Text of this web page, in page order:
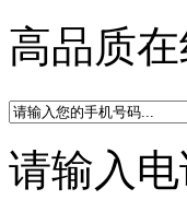
高品质
请输入